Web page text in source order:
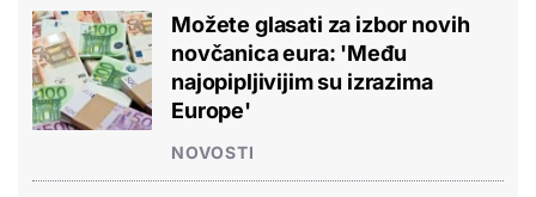
Možete glasati za izbor novih
novčanica eura: 'Među
najopipljivijim su izrazima
Europe'
NOVOSTI